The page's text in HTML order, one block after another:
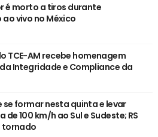
é morto a tiros durante
vivo no México
TCE-AM recebe homenagem
Integridade e Compliance da
se formar nesta quinta e levar
de 100 km/h ao Sul e Sudeste; RS
tornado